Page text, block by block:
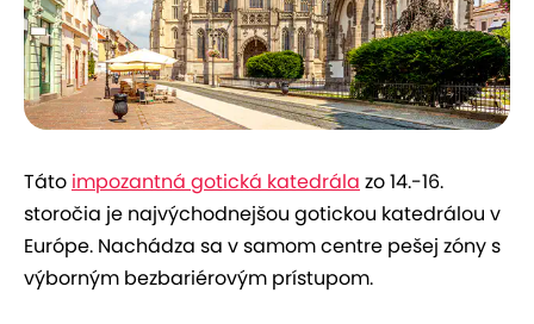
Táto impozantná gotická katedrála zo 14.-16.
storočia je najvýchodnejšou gotickou katedrálou v
Európe. Nachádza sa v samom centre pešej zóny s
výborným bezbariérovým prístupom.